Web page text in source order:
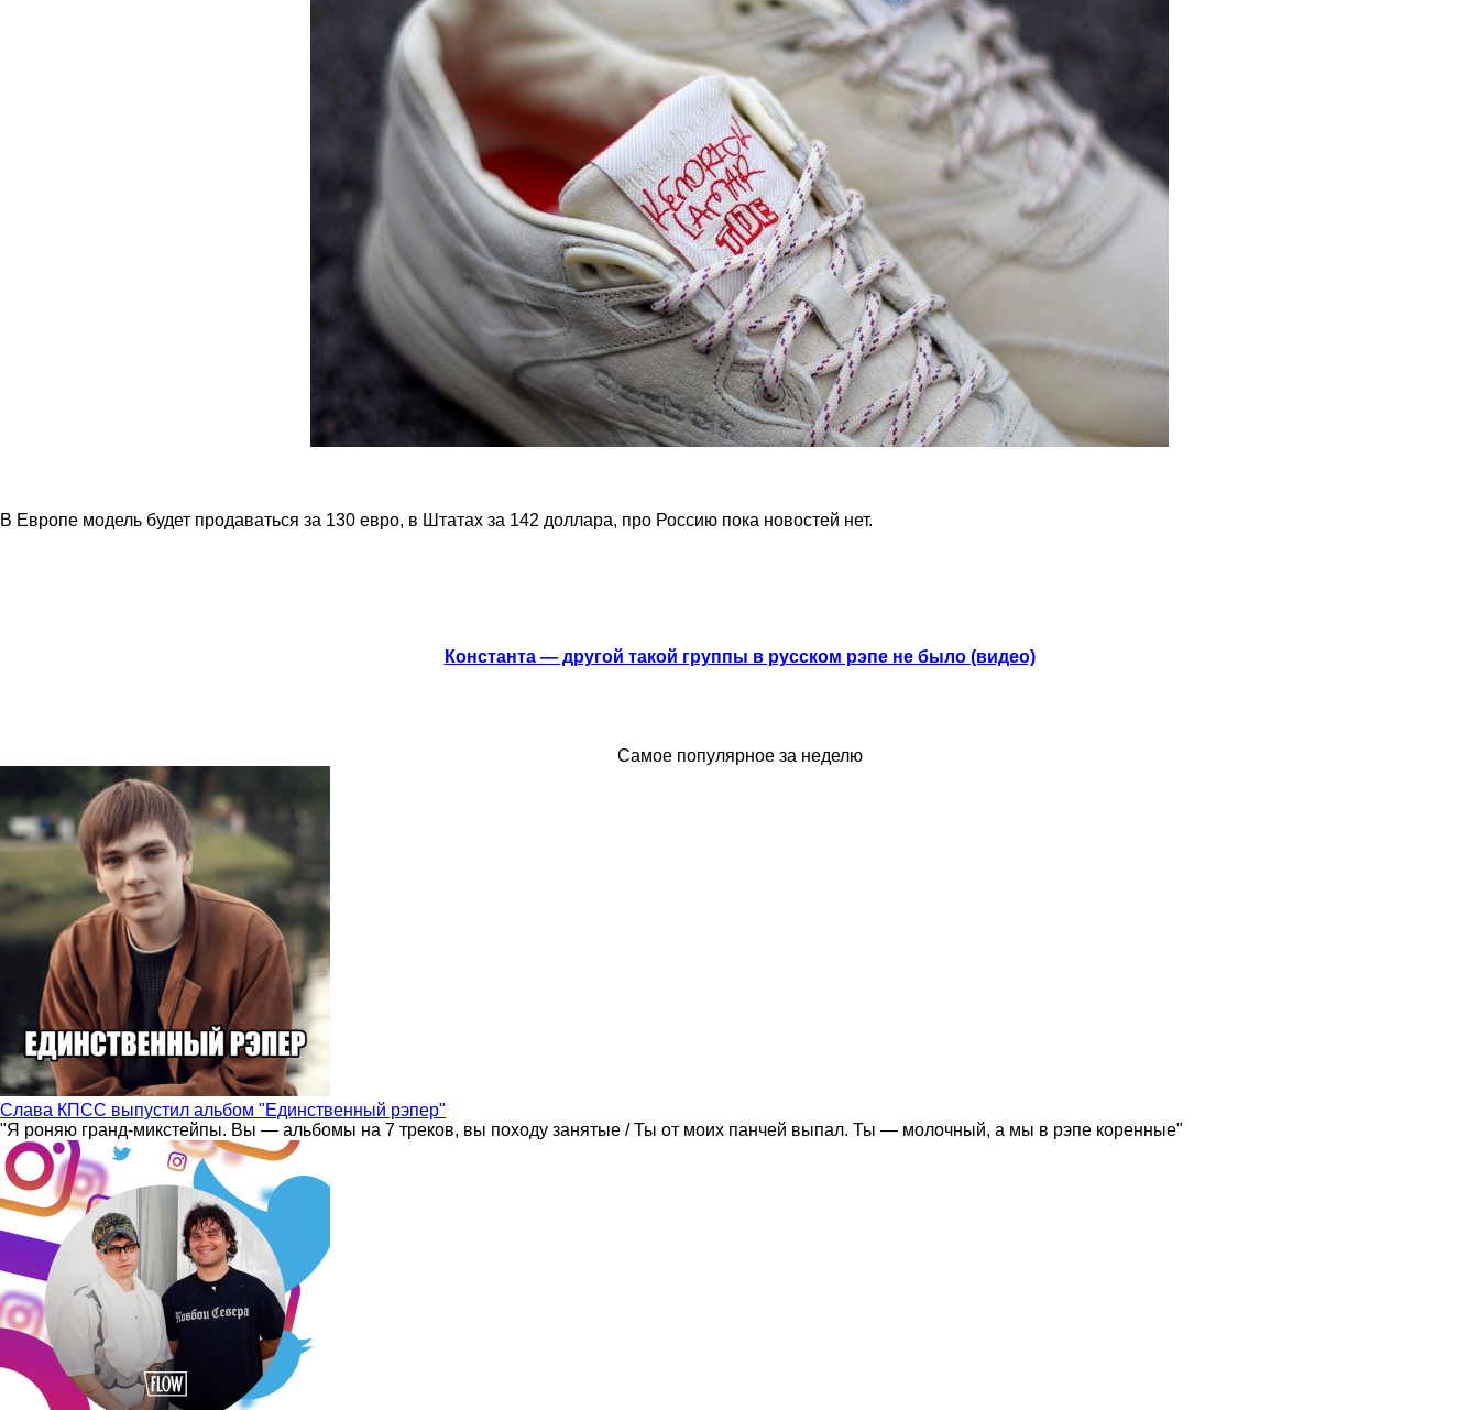
В Европе модель будет продаваться за 130 евро, в Штатах за 142 доллара, про Россию пока новостей нет.
Константа — другой такой группы в русском рэпе не было (видео)
Самое популярное за неделю
Слава КПСС выпустил альбом "Единственный рэпер"
"Я роняю гранд-микстейпы. Вы — альбомы на 7 треков, вы походу занятые / Ты от моих панчей выпал. Ты — молочный, а мы в рэпе коренные"